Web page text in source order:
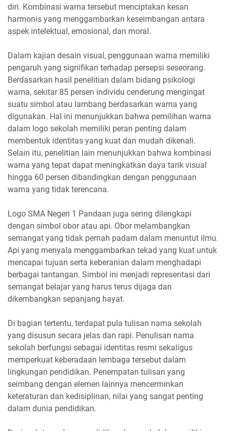
diri. Kombinasi warna tersebut menciptakan kesan
harmonis yang menggambarkan keseimbangan antara
aspek intelektual, emosional, dan moral.
Dalam kajian desain visual, penggunaan warna memiliki
pengaruh yang signifikan terhadap persepsi seseorang.
Berdasarkan hasil penelitian dalam bidang psikologi
warna, sekitar 85 persen individu cenderung mengingat
suatu simbol atau lambang berdasarkan warna yang
digunakan. Hal ini menunjukkan bahwa pemilihan warna
dalam logo sekolah memiliki peran penting dalam
membentuk identitas yang kuat dan mudah dikenali.
Selain itu, penelitian lain menunjukkan bahwa kombinasi
warna yang tepat dapat meningkatkan daya tarik visual
hingga 60 persen dibandingkan dengan penggunaan
warna yang tidak terencana.
Logo SMA Negeri 1 Pandaan juga sering dilengkapi
dengan simbol obor atau api. Obor melambangkan
semangat yang tidak pernah padam dalam menuntut ilmu.
Api yang menyala menggambarkan tekad yang kuat untuk
mencapai tujuan serta keberanian dalam menghadapi
berbagai tantangan. Simbol ini menjadi representasi dari
semangat belajar yang harus terus dijaga dan
dikembangkan sepanjang hayat.
Di bagian tertentu, terdapat pula tulisan nama sekolah
yang disusun secara jelas dan rapi. Penulisan nama
sekolah berfungsi sebagai identitas resmi sekaligus
memperkuat keberadaan lembaga tersebut dalam
lingkungan pendidikan. Penempatan tulisan yang
seimbang dengan elemen lainnya mencerminkan
keteraturan dan kedisiplinan, nilai yang sangat penting
dalam dunia pendidikan.